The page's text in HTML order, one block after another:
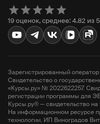
19 оценок, среднее: 4.82 из 5
Зарегистрированный
Свидетельство о
«Курсы.ру» № 2022622257.
регистрации программы для
Курсы.ру® — свидетельство
На информационном ресурсе
технологии. ИП Виноградов